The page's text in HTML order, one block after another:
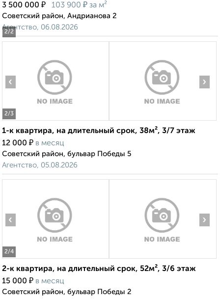
2/2
3 500 000 ₽ 103 900 ₽ за м²
Советский район, Андрианова 2
Агентство, 06.08.2026
2/3
‹ ›
1-к квартира, на длительный срок, 38м², 3/7 этаж
12 000 ₽ в месяц
Советский район, бульвар Победы 5
Агентство, 05.08.2026
2/4
‹ ›
2-к квартира, на длительный срок, 52м², 3/6 этаж
15 000 ₽ в месяц
Советский район, бульвар Победы 2